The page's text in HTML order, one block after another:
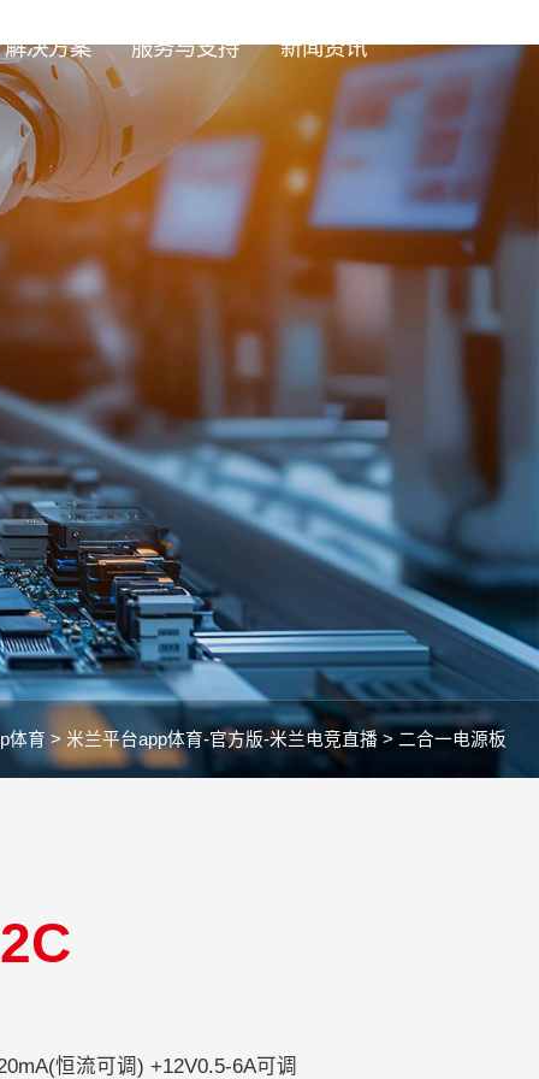
解决方案 服务与支持 新闻资讯
体育 > 米兰平台app体育-官方版-米兰电竞直播 > 二合一电源板
240V
恒流可调) +12V0.5-6A可调